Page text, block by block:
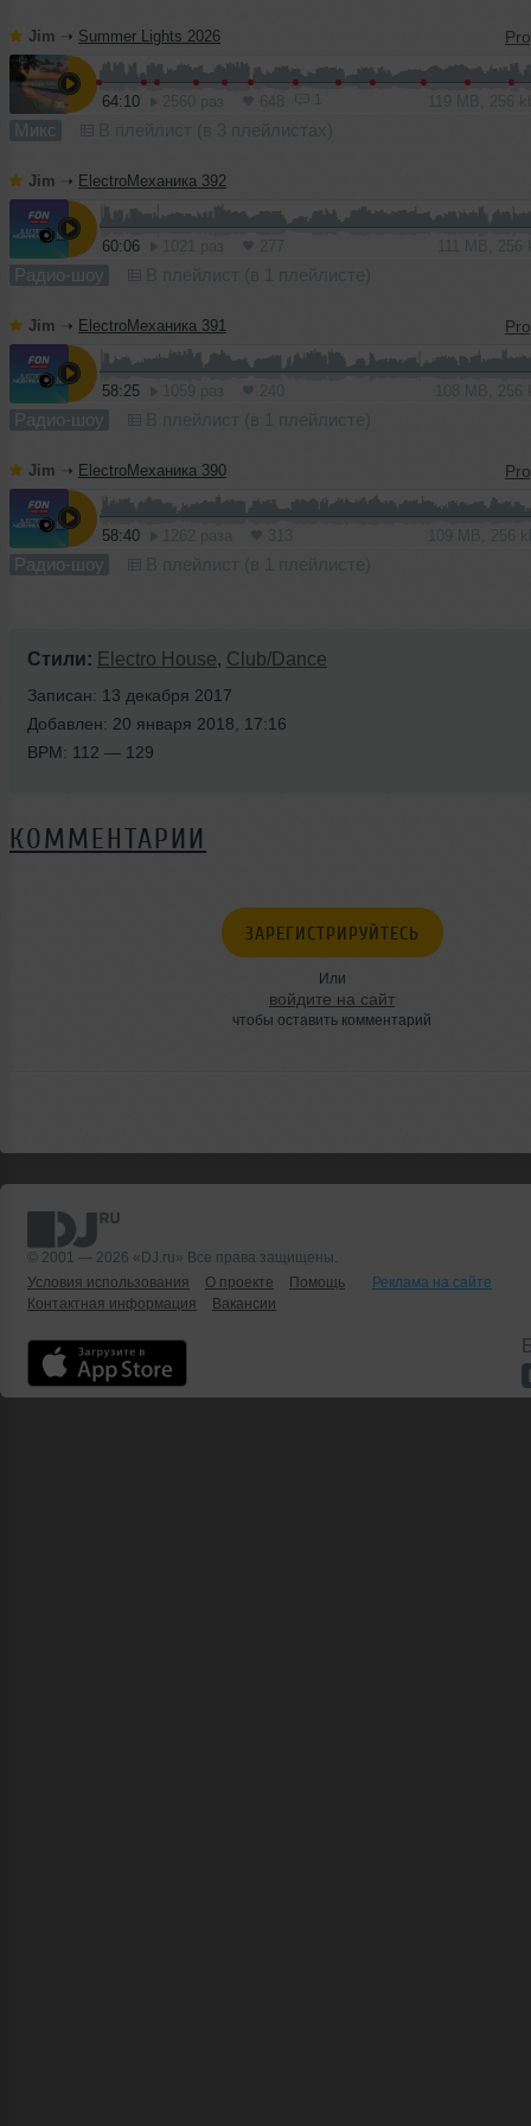
Jim ➝ Summer Lights 2026
64:10
Микс
Jim ➝ ElectroМеханика 392
60:06
Радио-шоу
Jim ➝ ElectroМеханика 391
58:25
Радио-шоу
Jim ➝ ElectroМеханика 390
58:40
Радио-шоу
Стили: Electro House, Club/Dance
Записан: 13 декабря 2017
Добавлен: 20 января 2018, 17:16
BPM: 112 — 129
КОММЕНТАРИИ
ЗАРЕГИСТРИРУЙТЕСЬ
Или
войдите на сайт
чтобы оставить комментарий
© 2001 — 2026 «DJ.ru» Все права защищены.
Условия использования
О проекте Помощь
Реклама на сайте
Контактная информация
Вакансии